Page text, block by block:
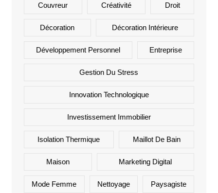
Couvreur Créativité Droit
Décoration Décoration Intérieure
Développement Personnel Entreprise
Gestion Du Stress
Innovation Technologique
Investissement Immobilier
Isolation Thermique Maillot De Bain
Maison Marketing Digital
Mode Femme Nettoyage Paysagiste